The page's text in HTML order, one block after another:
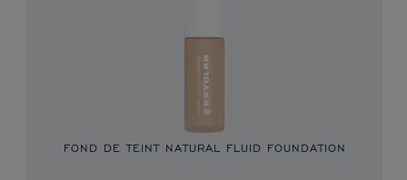
FOND DE TEINT NATURAL FLUID FOUNDATION